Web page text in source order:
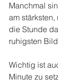
Manchmal
am
die Stunde
ruhigsten
Wichtig ist
Minute zu